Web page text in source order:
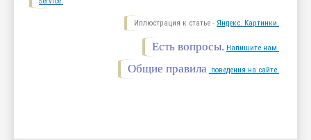
Иллюстрация к статье - Яндекс. Картинки.
Есть вопросы. Напишите нам.
Общие правила поведения на сайте.